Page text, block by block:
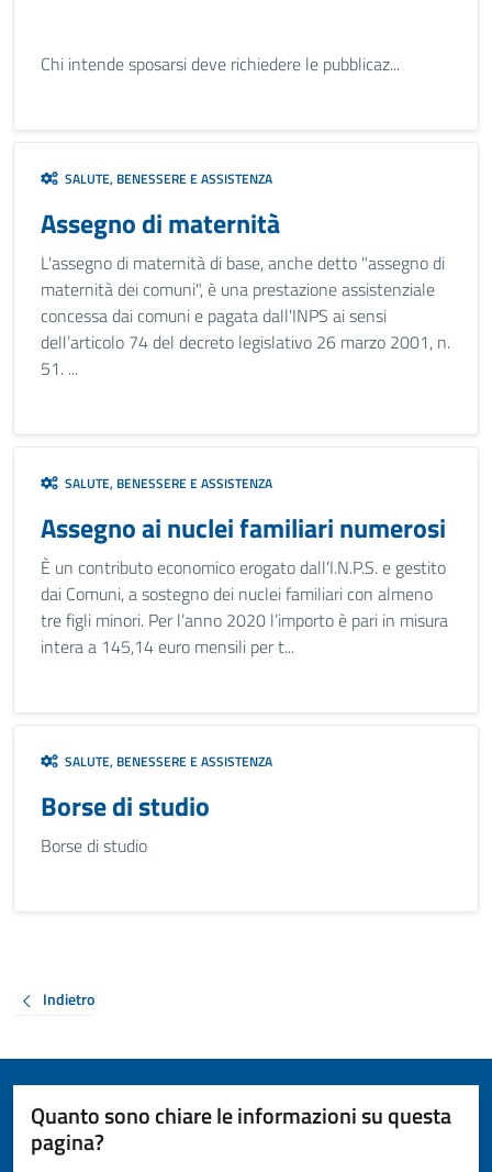
Chi intende sposarsi deve richiedere le pubblicaz...
SALUTE, BENESSERE E ASSISTENZA
Assegno di maternità
L'assegno di maternità di base, anche detto "assegno di
maternità dei comuni", è una prestazione assistenziale
concessa dai comuni e pagata dall'INPS ai sensi
dell’articolo 74 del decreto legislativo 26 marzo 2001, n.
51. ...
SALUTE, BENESSERE E ASSISTENZA
Assegno ai nuclei familiari numerosi
È un contributo economico erogato dall’I.N.P.S. e gestito
dai Comuni, a sostegno dei nuclei familiari con almeno
tre figli minori. Per l’anno 2020 l’importo è pari in misura
intera a 145,14 euro mensili per t...
SALUTE, BENESSERE E ASSISTENZA
Borse di studio
Borse di studio
Indietro
Quanto sono chiare le informazioni su questa
pagina?